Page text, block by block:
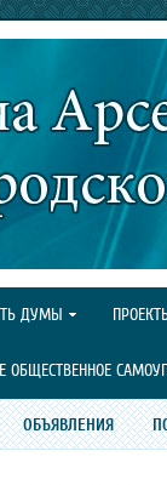
ДУМЫ
ОБЩЕСТВЕННОЕ
ОБЪЯВЛЕНИЯ